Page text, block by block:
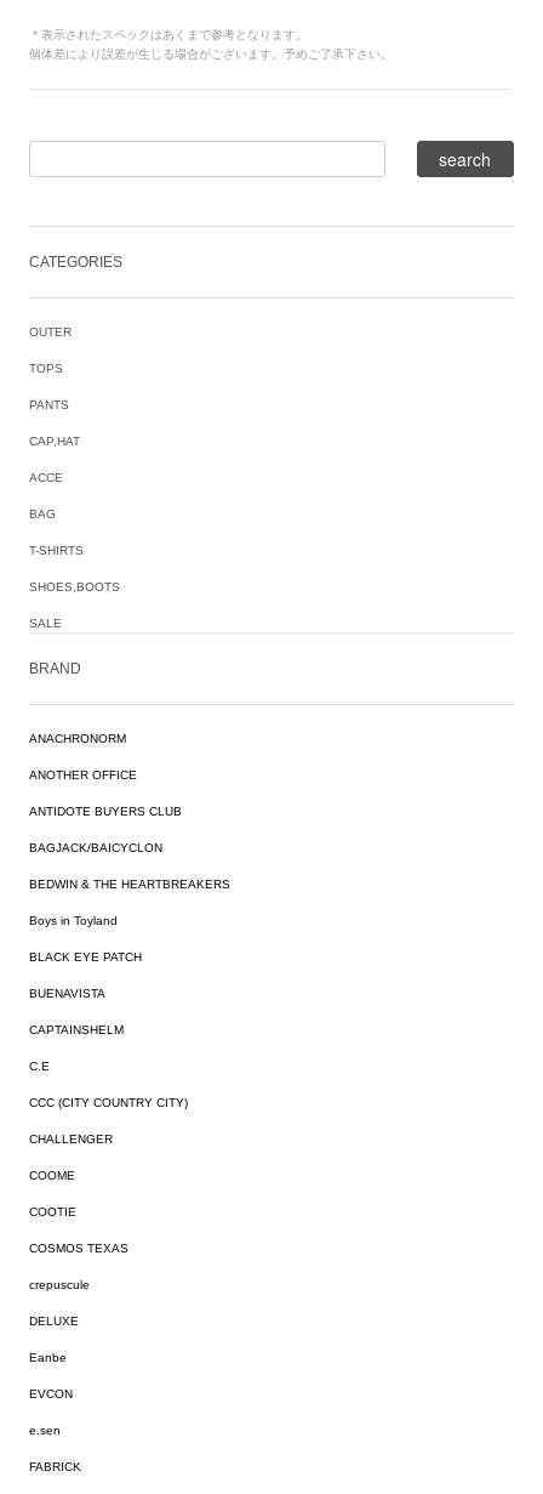
＊表示されたスペックはあくまで参考となります。
個体差により誤差が生じる場合がございます。予めご了承下さい。
CATEGORIES
OUTER
TOPS
PANTS
CAP,HAT
ACCE
BAG
T-SHIRTS
SHOES,BOOTS
SALE
BRAND
ANACHRONORM
ANOTHER OFFICE
ANTIDOTE BUYERS CLUB
BAGJACK/BAICYCLON
BEDWIN & THE HEARTBREAKERS
Boys in Toyland
BLACK EYE PATCH
BUENAVISTA
CAPTAINSHELM
C.E
CCC (CITY COUNTRY CITY)
CHALLENGER
COOME
COOTIE
COSMOS TEXAS
crepuscule
DELUXE
Eanbe
EVCON
e.sen
FABRICK